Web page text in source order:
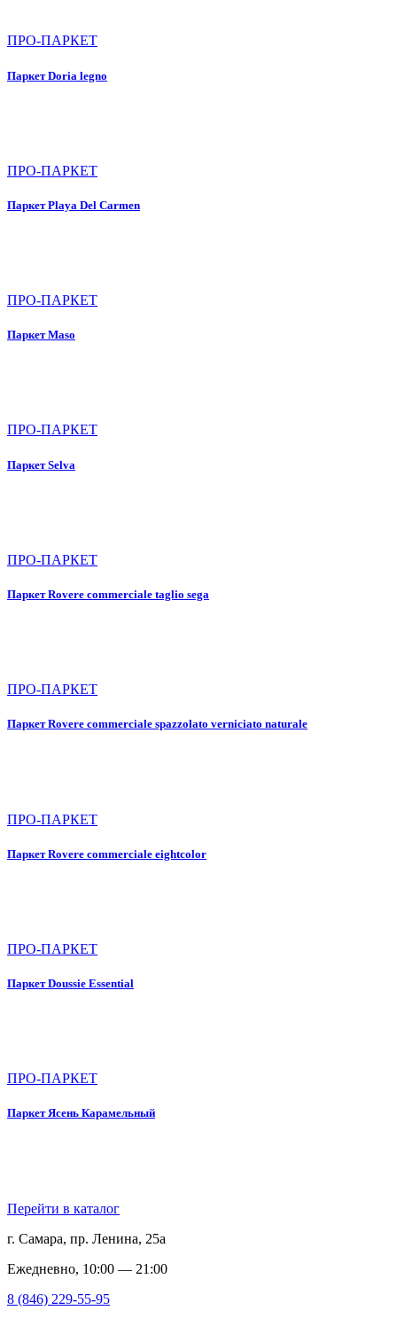
ПРО-ПАРКЕТ
Паркет Doria legno
ПРО-ПАРКЕТ
Паркет Playa Del Carmen
ПРО-ПАРКЕТ
Паркет Maso
ПРО-ПАРКЕТ
Паркет Selva
ПРО-ПАРКЕТ
Паркет Rovere commerciale taglio sega
ПРО-ПАРКЕТ
Паркет Rovere commerciale spazzolato verniciato naturale
ПРО-ПАРКЕТ
Паркет Rovere commerciale eightcolor
ПРО-ПАРКЕТ
Паркет Doussie Essential
ПРО-ПАРКЕТ
Паркет Ясень Карамельный
Перейти в каталог
г. Самара, пр. Ленина, 25а
Ежедневно, 10:00 — 21:00
8 (846) 229-55-95